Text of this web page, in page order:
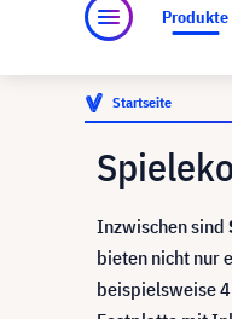
Produkte
Startseite
Inzwischen sind
bieten nicht nur
beispielsweise